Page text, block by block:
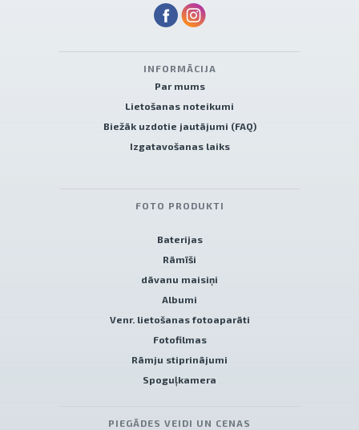
INFORMĀCIJA
Par mums
Lietošanas noteikumi
Biežāk uzdotie jautājumi (FAQ)
Izgatavošanas laiks
FOTO PRODUKTI
Baterijas
Rāmīši
dāvanu maisiņi
Albumi
Venr. lietošanas fotoaparāti
Fotofilmas
Rāmju stiprinājumi
Spoguļkamera
PIEGĀDES VEIDI UN CENAS